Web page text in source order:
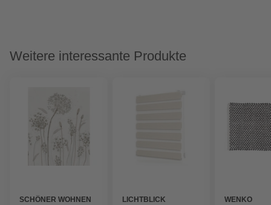
Weitere interessante Produkte
SCHÖNER WOHNEN
LICHTBLICK
WENKO